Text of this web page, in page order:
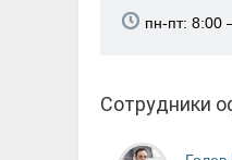
пн-пт: 8:00
Сотрудники